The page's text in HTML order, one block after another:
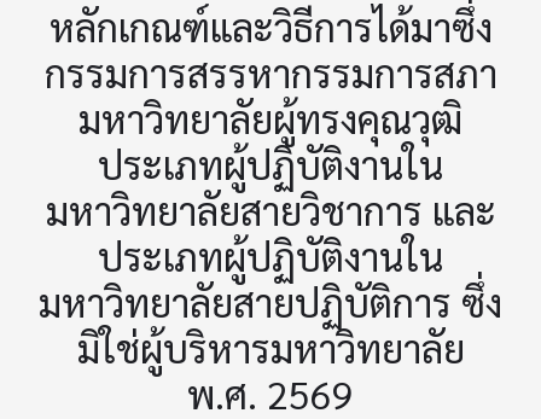
หลักเกณฑ์และวิธีการได้มาซึ่ง
กรรมการสรรหากรรมการสภา
มหาวิทยาลัยผู้ทรงคุณวุฒิ
ประเภทผู้ปฏิบัติงานใน
มหาวิทยาลัยสายวิชาการ และ
ประเภทผู้ปฏิบัติงานใน
มหาวิทยาลัยสายปฏิบัติการ ซึ่ง
มิใช่ผู้บริหารมหาวิทยาลัย
พ.ศ. 2569